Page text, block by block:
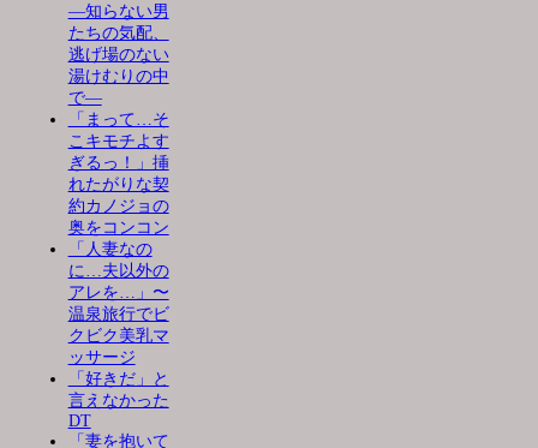
―知らない男
たちの気配、
逃げ場のない
湯けむりの中
で―
「まって…そ
こキモチよす
ぎるっ！」挿
れたがりな契
約カノジョの
奥をコンコン
「人妻なの
に…夫以外の
アレを…」〜
温泉旅行でビ
クビク美乳マ
ッサージ
「好きだ」と
言えなかった
DT
「妻を抱いて